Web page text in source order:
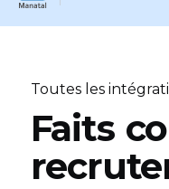
Toutes les
Faits